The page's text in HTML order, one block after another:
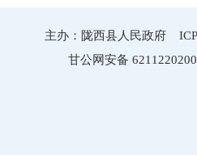
主办：陇西县人民政府
甘公网安备